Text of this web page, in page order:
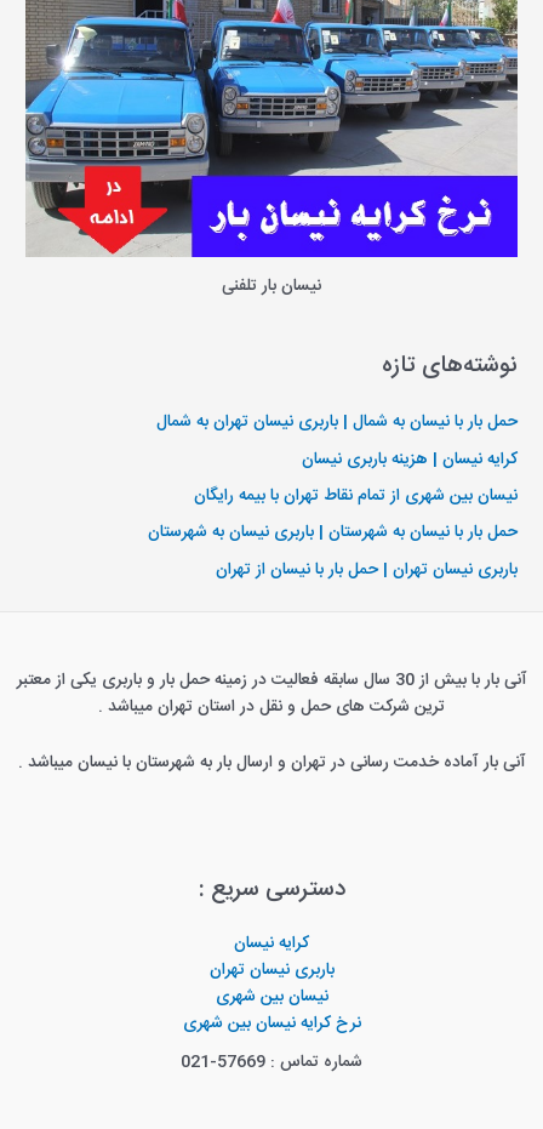
نیسان بار تلفنی
نوشته‌های تازه
حمل بار با نیسان به شمال | باربری نیسان تهران به شمال
کرایه نیسان | هزینه باربری نیسان
نیسان بین شهری از تمام نقاط تهران با بیمه رایگان
حمل بار با نیسان به شهرستان | باربری نیسان به شهرستان
باربری نیسان تهران | حمل بار با نیسان از تهران
آنی بار با بیش از 30 سال سابقه فعالیت در زمینه حمل بار و باربری یکی از معتبر
ترین شرکت های حمل و نقل در استان تهران میباشد .
آنی بار آماده خدمت رسانی در تهران و ارسال بار به شهرستان با نیسان میباشد .
دسترسی سریع :
کرایه نیسان
باربری نیسان تهران
نیسان بین شهری
نرخ کرایه نیسان بین شهری
شماره تماس : 57669-021